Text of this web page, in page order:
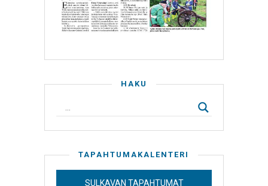
HAKU
TAPAHTUMAKALENTERI
SULKAVAN TAPAHTUMAT